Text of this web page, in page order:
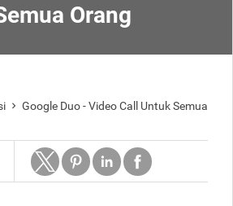
Orang
 Google Duo - Video Call Untuk Semua